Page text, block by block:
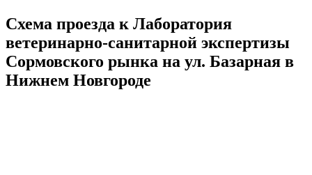
Схема проезда к Лаборатория
ветеринарно-санитарной экспертизы
Сормовского рынка на ул. Базарная в
Нижнем Новгороде